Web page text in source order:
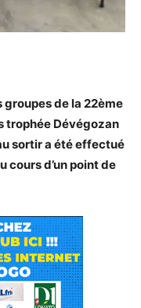
groupes de la 22ème
trophée Dévégozan
sortir a été effectué
cours d’un point de